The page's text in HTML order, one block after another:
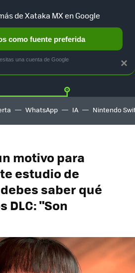
Twitter
WhatsApp IA Nintendo
motivo para
estudio de
saber qué
DLC: "Son
×
de Xataka MX en Google
como fuente preferida
una cuenta de Google